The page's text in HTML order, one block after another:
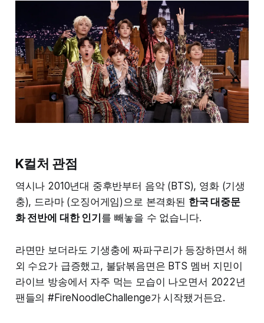
K컬처 관점
역시나 2010년대 중후반부터 음악 (BTS), 영화 (기생
충), 드라마 (오징어게임)으로 본격화된 한국 대중문
화 전반에 대한 인기를 빼놓을 수 없습니다.
라면만 보더라도 기생충에 짜파구리가 등장하면서 해
외 수요가 급증했고, 불닭볶음면은 BTS 멤버 지민이
라이브 방송에서 자주 먹는 모습이 나오면서 2022년
팬들의 #FireNoodleChallenge가 시작됐거든요.